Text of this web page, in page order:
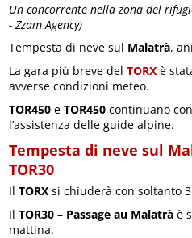
Un concorrente nella zona del
- Zzam Agency)
Tempesta di neve sul Malatrà,
La gara più breve delTORX è
avverse condizioni meteo.
TOR450 eTOR450 continuano
l’assistenza delle guide alpine.
Tempesta di neve sul
TOR30
IlTORX si chiuderà con soltanto
IlTOR30 – Passage au Malatrà è
mattina.